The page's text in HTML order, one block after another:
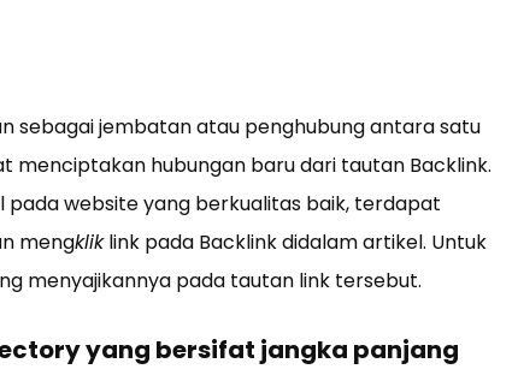
sebagai jembatan atau penghubung antara satu
menciptakan hubungan baru dari tautan Backlink.
website yang berkualitas baik, terdapat
mengkliklink pada Backlink didalam artikel. Untuk
menyajikannya pada tautan link tersebut.
yang bersifat jangka panjang